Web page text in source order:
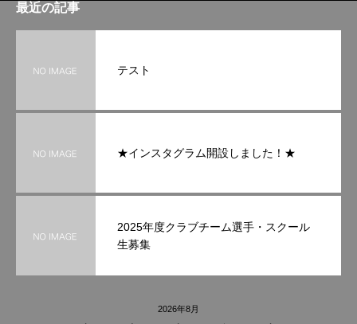
最近の記事
テスト
★インスタグラム開設しました！★
2025年度クラブチーム選手・スクール
生募集
2026年8月